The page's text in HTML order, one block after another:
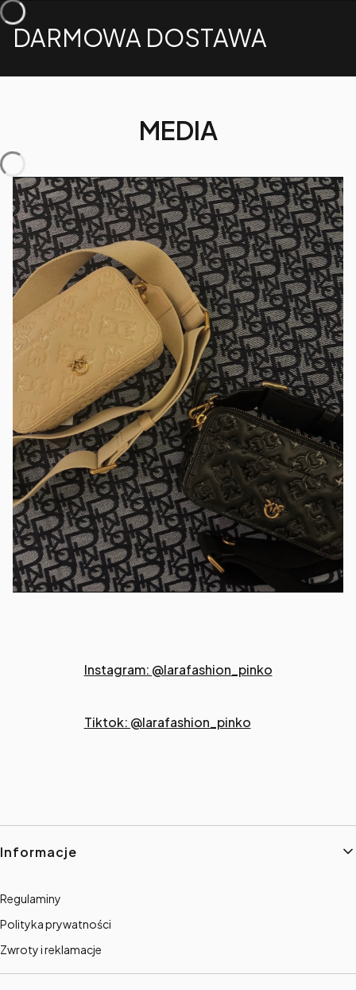
DARMOWA DOSTAWA
MEDIA
Instagram: @larafashion_pinko
Tiktok: @larafashion_pinko
Linki w stopce
Informacje
Regulaminy
Polityka prywatności
Zwroty i reklamacje